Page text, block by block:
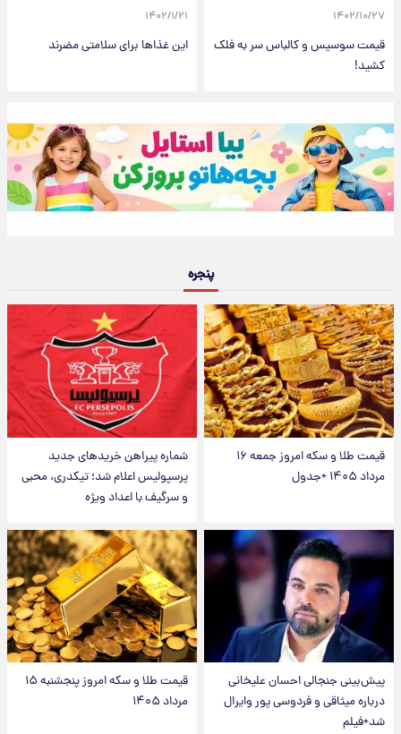
۱۴۰۲/۱۰/۲۷
قیمت سوسیس و کالباس سر به فلک
کشید!
۱۴۰۲/۱/۲۱
این غذاها برای سلامتی مضرند
پنجره
قیمت طلا و سکه امروز جمعه ۱۶
مرداد ۱۴۰۵ +جدول
شماره پیراهن خریدهای جدید
پرسپولیس اعلام شد؛ تیکدری، محبی
و سرگیف با اعداد ویژه
پیش‌بینی جنجالی احسان علیخانی
درباره میثاقی و فردوسی پور وایرال
شد+فیلم
قیمت طلا و سکه امروز پنجشنبه ۱۵
مرداد ۱۴۰۵